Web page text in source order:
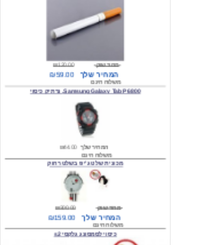
₪120.00
משלוח חינם
Samsung Galaxy Tab P6800, נרתיק כיסוי
המחיר שלך
משלוח חינם
מכונית שלט ג'יפ בשלט רחוק
₪300.00 מחיר שוק
₪159.00
כיסוי לסמסונג גלקסי s2